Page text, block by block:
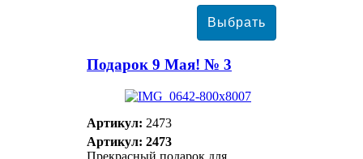
Подарок 9 Мая! № 3
Артикул: 2473
Артикул: 2473
Прекрасный подарок для